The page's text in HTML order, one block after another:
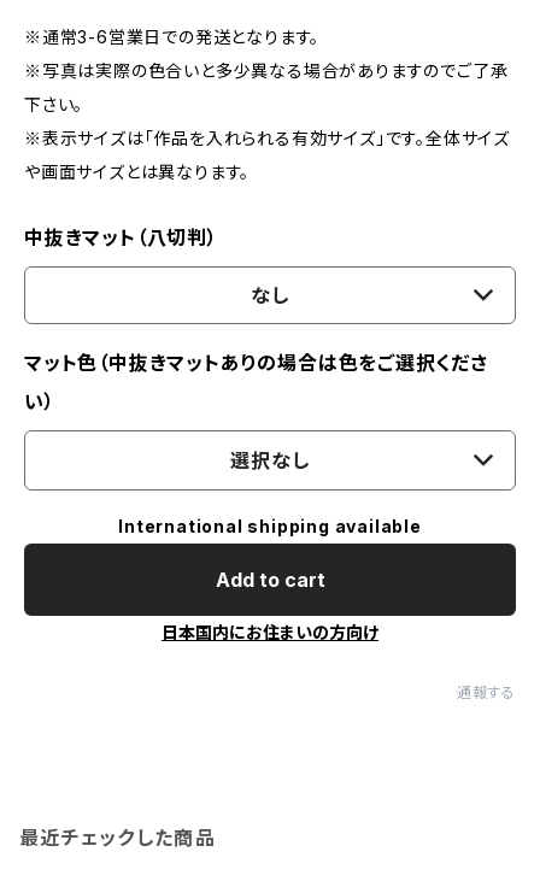
※通常3-6営業日での発送となります。
※写真は実際の色合いと多少異なる場合がありますのでご了承
下さい。
※表示サイズは「作品を入れられる有効サイズ」です。全体サイズ
や画面サイズとは異なります。
中抜きマット（八切判）
なし
マット色（中抜きマットありの場合は色をご選択くださ
い）
選択なし
International shipping available
Add to cart
日本国内にお住まいの方向け
通報する
最近チェックした商品